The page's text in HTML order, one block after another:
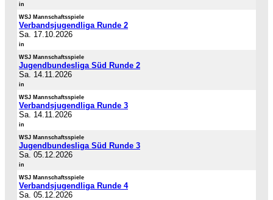
in
WSJ Mannschaftsspiele
Verbandsjugendliga Runde 2
Sa. 17.10.2026
in
WSJ Mannschaftsspiele
Jugendbundesliga Süd Runde 2
Sa. 14.11.2026
in
WSJ Mannschaftsspiele
Verbandsjugendliga Runde 3
Sa. 14.11.2026
in
WSJ Mannschaftsspiele
Jugendbundesliga Süd Runde 3
Sa. 05.12.2026
in
WSJ Mannschaftsspiele
Verbandsjugendliga Runde 4
Sa. 05.12.2026